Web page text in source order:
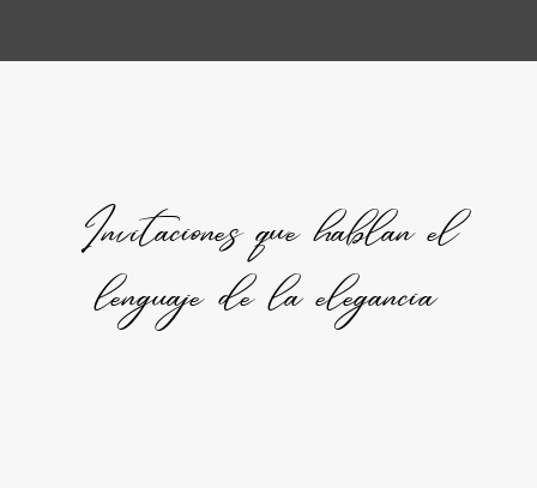
Invitaciones que hablan el
lenguaje de la elegancia